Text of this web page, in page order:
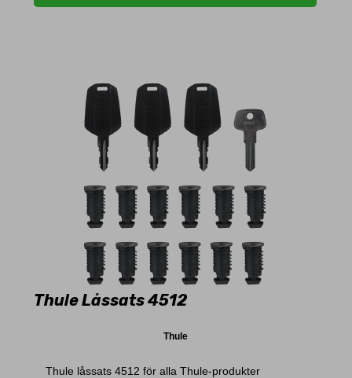
Thule Låssats 4512
Thule
Thule låssats 4512 för alla Thule-produkter